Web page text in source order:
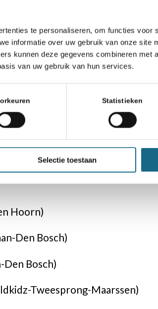
te personaliseren, om functies voor
informatie over uw gebruik van onze site
kunnen deze gegevens combineren met
van uw gebruik van hun services.
Statistieken
Selectie toestaan
individuele spelers zich
Hoorn)
Den Bosch)
Den Bosch)
Tweesprong-Maarssen)